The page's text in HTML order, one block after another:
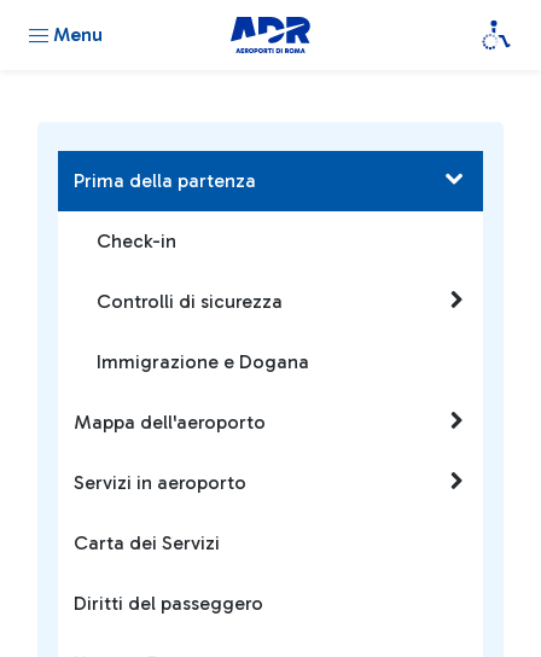
Menu
Prima della partenza
Check-in
Controlli di sicurezza
Immigrazione e Dogana
Mappa dell'aeroporto
Servizi in aeroporto
Carta dei Servizi
Diritti del passeggero